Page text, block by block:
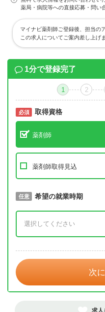
薬局・病院等への直接応募・問い
マイナビ薬剤師ご登録後、担当の
この求人についてご案内差し上げ
1分で登録完了
1 2
必須 取得資格
薬剤師
薬剤師取得見込
必須 取得予定年
任意 希望の就業時期
次